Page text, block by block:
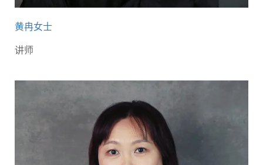
黄冉女士
讲师